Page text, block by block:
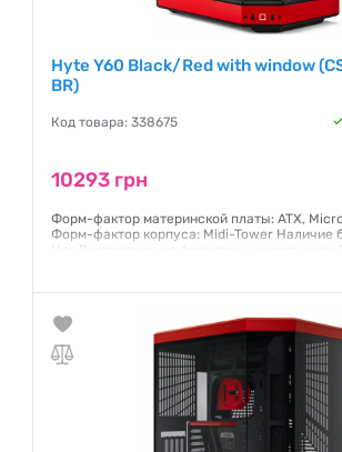
Hyte Y60 Black/Red with window
BR)
Код товара: 338675
10293 грн
Форм-фактор материнской платы: ATX, Micro
Форм-фактор корпуса: Midi-Tower Наличие
Нет Расположение фронтальных разъемов:
360 мм. Длина видеокарты: 375 мм
Гарантия: 12 месяцев